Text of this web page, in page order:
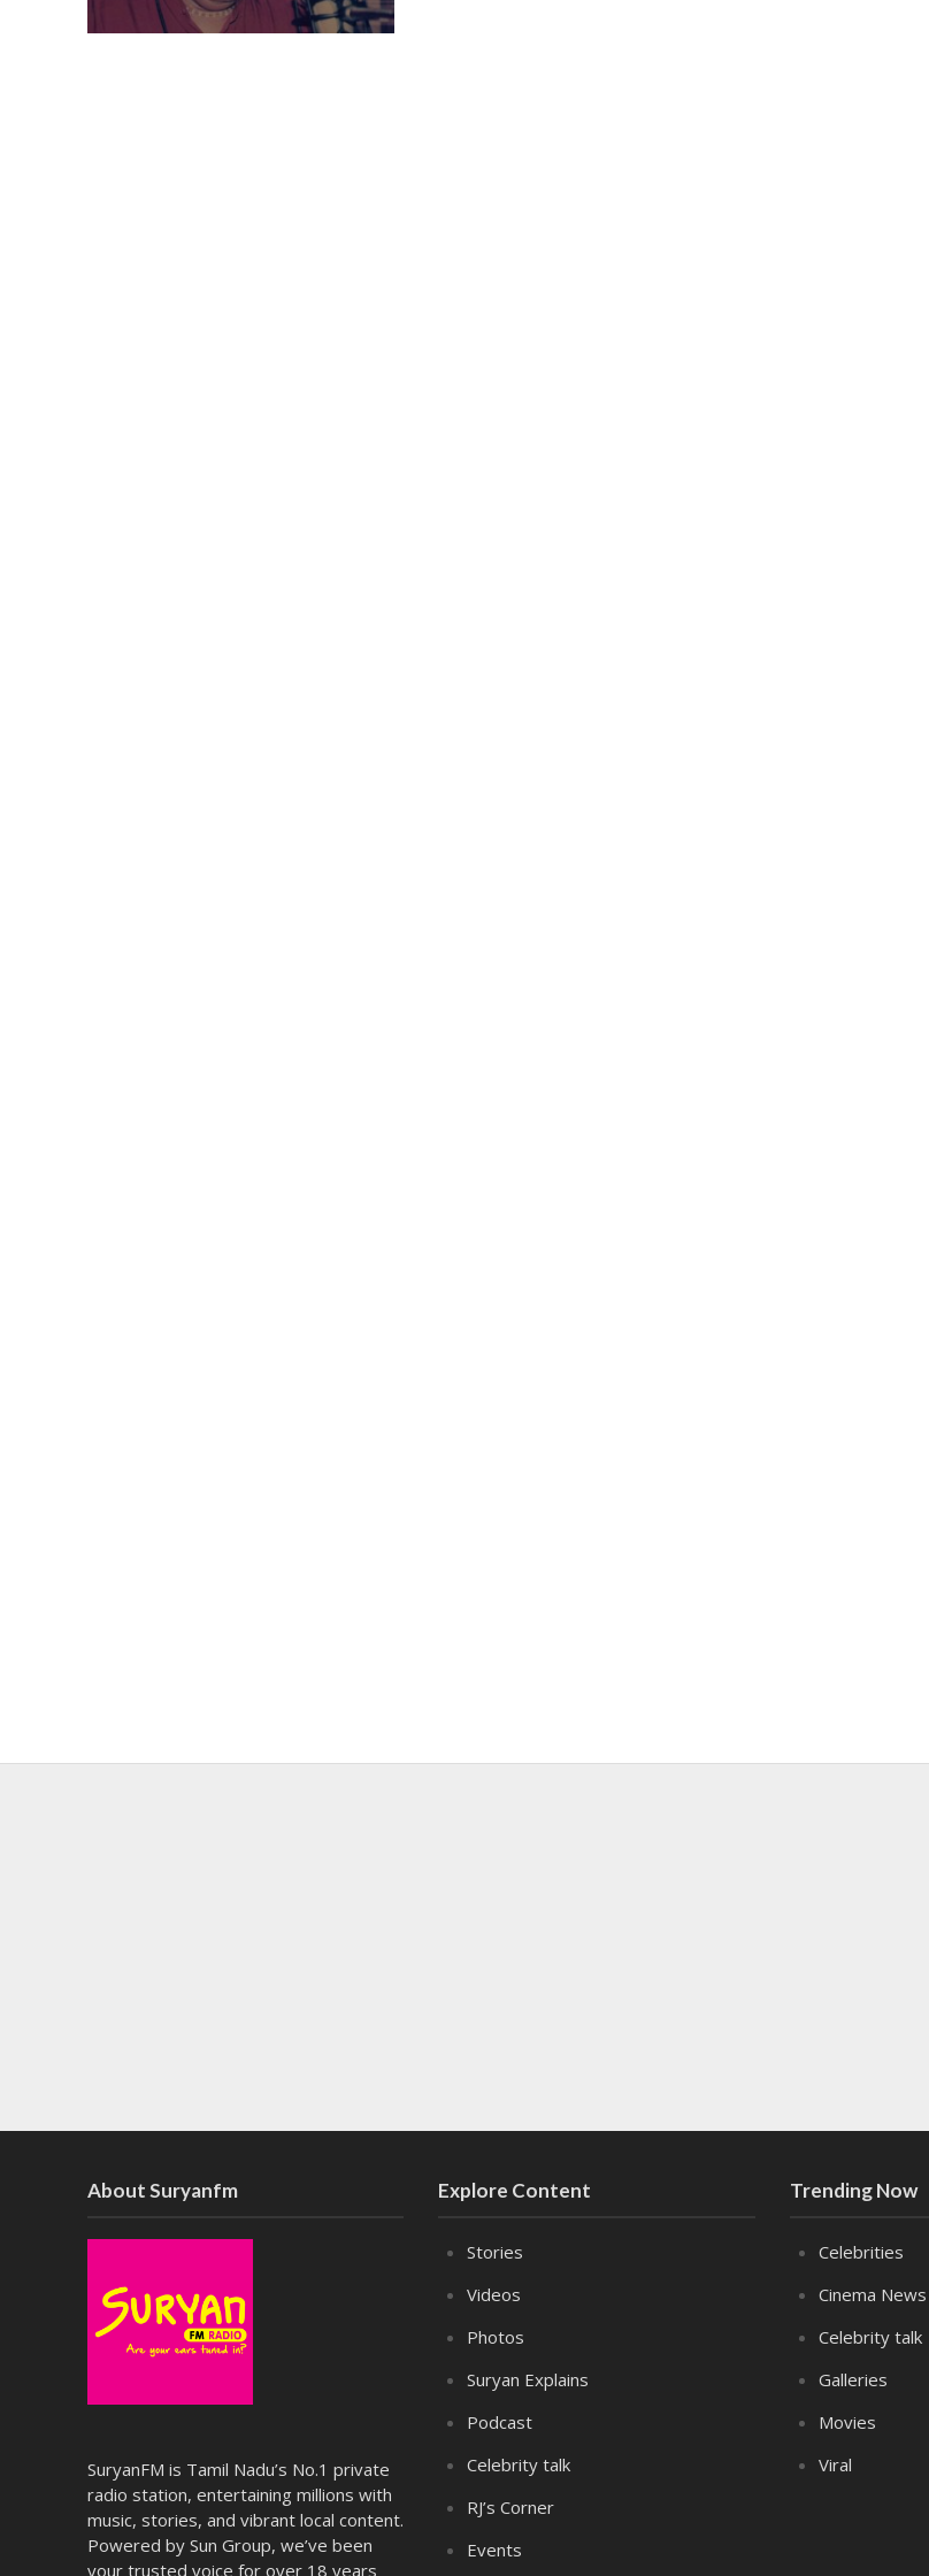
About Suryanfm
SuryanFM is Tamil Nadu’s No.1 private
radio station, entertaining millions with
music, stories, and vibrant local content.
Powered by Sun Group, we’ve been
your trusted voice for over 18 years
Explore Content
Stories
Videos
Photos
Suryan Explains
Podcast
Celebrity talk
RJ’s Corner
Events
Trending Now
Celebrities
Cinema News
Celebrity talk
Galleries
Movies
Viral